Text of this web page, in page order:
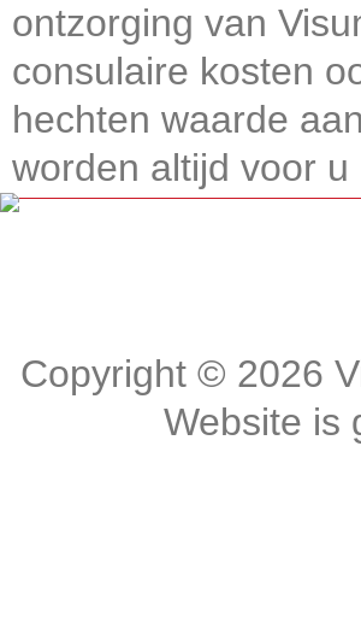
ontzorging van
consulaire kosten
hechten waarde
worden altijd voor
Copyright © 2026
Website is